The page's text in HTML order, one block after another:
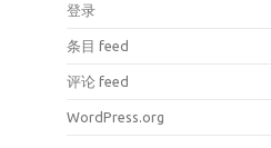
登录
条目 feed
评论 feed
WordPress.org